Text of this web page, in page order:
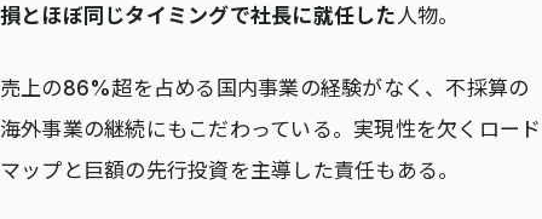
損とほぼ同じタイミングで社長に就任した人物。
売上の86%超を占める国内事業の経験がなく、不採算の
海外事業の継続にもこだわっている。実現性を欠くロード
マップと巨額の先行投資を主導した責任もある。